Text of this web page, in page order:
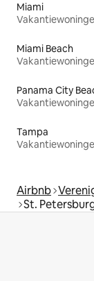
Miami
Miami Beach
Panama City
Tampa
Airbnb
St.